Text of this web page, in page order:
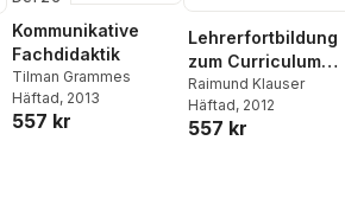
Kommunikative
Fachdidaktik
Tilman Grammes
Häftad, 2013
557 kr
Lehrerfortbildung
zum Curriculum
„Politik“
Raimund Klauser
Häftad, 2012
557 kr